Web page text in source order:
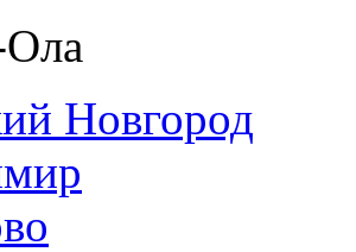
Новгород